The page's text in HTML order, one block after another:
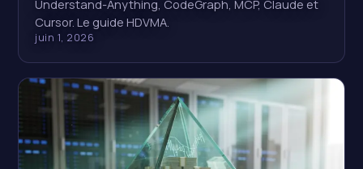
Understand-Anything, CodeGraph, MCP, Claude et
Cursor. Le guide HDVMA.
juin 1, 2026